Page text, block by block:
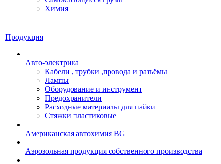
Химия
Продукция
Авто-электрика
Кабели , трубки ,провода и разъёмы
Лампы
Оборудование и инструмент
Предохранители
Расходные материалы для пайки
Стяжки пластиковые
Американская автохимия BG
Аэрозольная продукция собственного производства